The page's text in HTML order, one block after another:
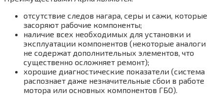
отсутствие следов нагара, серы и сажи, которые
засоряют рабочие компоненты;
наличие всех необходимых для установки и
эксплуатации компонентов (некоторые аналоги
не содержат дополнительных элементов, что
существенно осложняет ремонт);
хорошие диагностические показатели (система
распознает даже незначительные сбои в работе
мотора или основных компонентов ГБО).